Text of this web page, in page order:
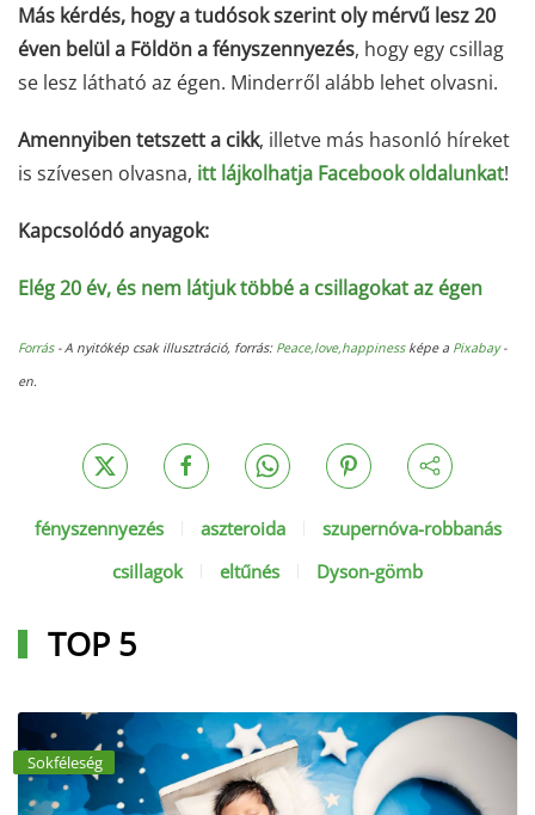
Más kérdés, hogy a tudósok szerint oly mérvű lesz 20
éven belül a Földön a fényszennyezés, hogy egy csillag
se lesz látható az égen. Minderről alább lehet olvasni.
Amennyiben tetszett a cikk, illetve más hasonló híreket
is szívesen olvasna, itt lájkolhatja Facebook oldalunkat!
Kapcsolódó anyagok:
Elég 20 év, és nem látjuk többé a csillagokat az égen
Forrás- A nyitókép csak illusztráció, forrás: Peace,love,happinessképe a Pixabay-
en.
fényszennyezés aszteroida
szupernóva-robbanás
csillagok
eltűnés Dyson-gömb
TOP 5
Sokféleség